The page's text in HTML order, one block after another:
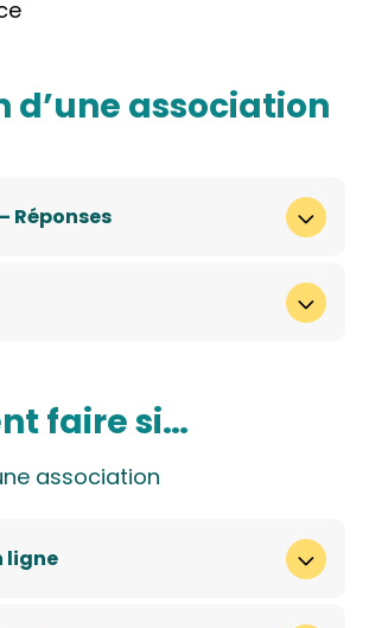
d’une association
Réponses
faire si…
association
ligne